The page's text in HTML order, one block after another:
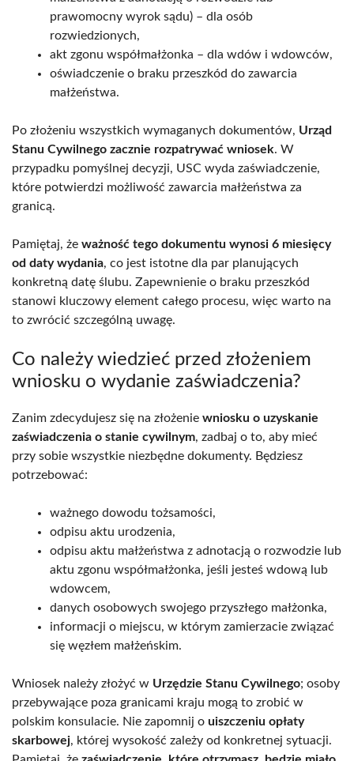
prawomocny wyrok sądu) – dla osób
rozwiedzionych,
akt zgonu współmałżonka – dla wdów i wdowców,
oświadczenie o braku przeszkód do zawarcia
małżeństwa.
Po złożeniu wszystkich wymaganych dokumentów, Urząd
Stanu Cywilnego zacznie rozpatrywać wniosek. W
przypadku pomyślnej decyzji, USC wyda zaświadczenie,
które potwierdzi możliwość zawarcia małżeństwa za
granicą.
Pamiętaj, że ważność tego dokumentu wynosi 6 miesięcy
od daty wydania, co jest istotne dla par planujących
konkretną datę ślubu. Zapewnienie o braku przeszkód
stanowi kluczowy element całego procesu, więc warto na
to zwrócić szczególną uwagę.
Co należy wiedzieć przed złożeniem
wniosku o wydanie zaświadczenia?
Zanim zdecydujesz się na złożenie wniosku o uzyskanie
zaświadczenia o stanie cywilnym, zadbaj o to, aby mieć
przy sobie wszystkie niezbędne dokumenty. Będziesz
potrzebować:
ważnego dowodu tożsamości,
odpisu aktu urodzenia,
odpisu aktu małżeństwa z adnotacją o rozwodzie lub
aktu zgonu współmałżonka, jeśli jesteś wdową lub
wdowcem,
danych osobowych swojego przyszłego małżonka,
informacji o miejscu, w którym zamierzacie związać
się węzłem małżeńskim.
Wniosek należy złożyć w Urzędzie Stanu Cywilnego; osoby
przebywające poza granicami kraju mogą to zrobić w
polskim konsulacie. Nie zapomnij o uiszczeniu opłaty
skarbowej, której wysokość zależy od konkretnej sytuacji.